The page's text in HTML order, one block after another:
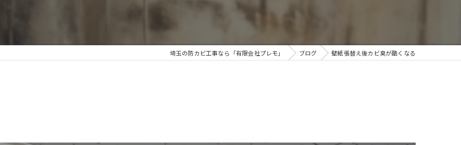
『またか…』の天井結露クレームに終止符を。賃貸オーナー様が最後に頼る専門工事
部屋の除菌消臭
埼玉の防カビ工事なら「有限会社プレモ」 ブログ 壁紙張替え後カビ臭が酷くなる